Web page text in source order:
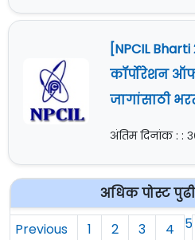
[NPCIL
कॉर्पोरेशन
जागांसाठी
अंतिम दिनांक : :
अधिक पोस्ट
Previous
1 2 3 4 5